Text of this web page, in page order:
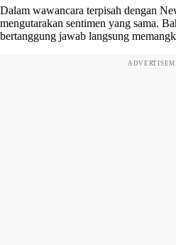
Dalam wawancara terpisah dengan
mengutarakan sentimen yang sama.
bertanggung jawab langsung